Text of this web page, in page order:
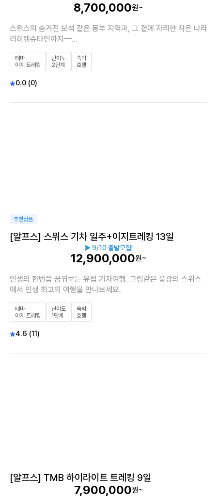
8,700,000원~
스위스의 숨겨진 보석 같은 동부 지역과, 그 곁에 자리한 작은 나라
리히텐슈타인까지—
혜초와 함께 두 번째 스위스 여행을 떠나보세요.
테마
이지 트레킹
난이도
2단계
숙박
호텔
0.0 (0)
추천상품
[알프스] 스위스 기차 일주+이지트레킹 13일
▶ 9/10 출발모집!
12,900,000원~
인생의 한번쯤 꿈꿔보는 유럽 기차여행. 그림같은 풍광의 스위스
에서 인생 최고의 여행을 만나보세요.
테마
이지 트레킹
난이도
1단계
숙박
호텔
4.6 (11)
[알프스] TMB 하이라이트 트레킹 9일
7,900,000원~